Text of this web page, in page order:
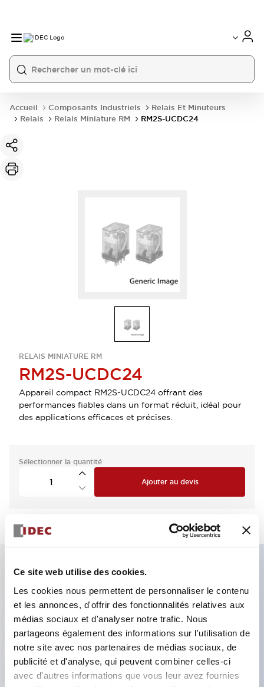
Ce site web utilise des cookies.
Les cookies nous permettent de personnaliser le contenu
et les annonces, d'offrir des fonctionnalités relatives aux
médias sociaux et d'analyser notre trafic. Nous
partageons également des informations sur l'utilisation de
notre site avec nos partenaires de médias sociaux, de
publicité et d'analyse, qui peuvent combiner celles-ci
avec d'autres informations que vous leur avez fournies
Accueil Composants Industriels
Relais Et Minuteurs
Relais
Relais Miniature RM RM2S-UCDC24
RELAIS MINIATURE RM
RM2S-UCDC24
Appareil compact RM2S-UCDC24 offrant des
performances fiables dans un format réduit, idéal pour
des applications efficaces et précises.
Sélectionner la quantité
Ajouter au devis
Caractéristiques clés
Relais miniature avec une capacité de contact
relativement élevée de 5A
Conçu pour être compact et léger, adapté non
seulement pour une intégration dans divers